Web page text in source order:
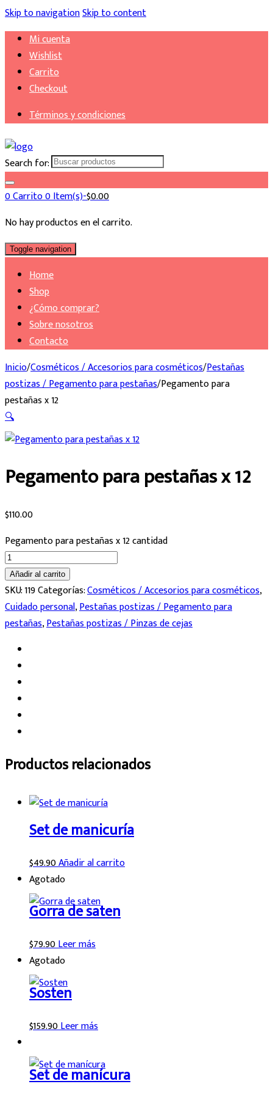
Skip to navigationSkip to content
Mi cuenta
Wishlist
Carrito
Checkout
Términos y condiciones
Search for:
0Carrito0 Item(s)-$0.00
No hay productos en el carrito.
Toggle navigation
Home
Shop
¿Cómo comprar?
Sobre nosotros
Contacto
Inicio/Cosméticos / Accesorios para cosméticos/Pestañas
postizas / Pegamento para pestañas/Pegamento para
pestañas x 12
🔍
Pegamento para pestañas x 12
$110.00
Pegamento para pestañas x 12 cantidad
Añadir al carrito
SKU:119Categorías:Cosméticos / Accesorios para cosméticos,
Cuidado personal,Pestañas postizas / Pegamento para
pestañas,Pestañas postizas / Pinzas de cejas
Productos relacionados
Set de manicuría
$49.90Añadir al carrito
Agotado
Gorra de saten
$79.90Leer más
Agotado
Sosten
$159.90Leer más
Set de manícura